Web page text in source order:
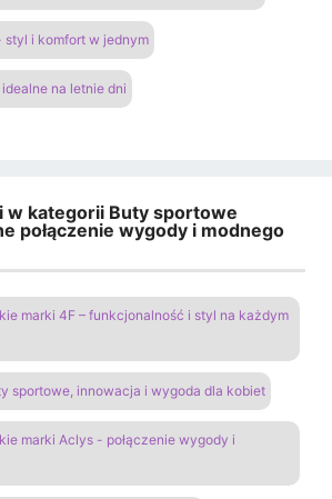
styl i komfort w jednym
na letnie dni
w kategorii Buty sportowe
połączenie wygody i modnego
marki 4F – funkcjonalność i styl na każdym
sportowe, innowacja i wygoda dla kobiet
marki Aclys - połączenie wygody i